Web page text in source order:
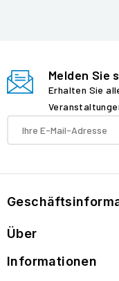
Melden Sie
Erhalten Sie
Über
Informationen